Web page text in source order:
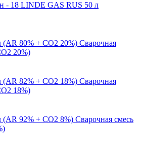
- 18 LINDE GAS RUS 50 л
Сварочная
20%)
Сварочная
18%)
Сварочная смесь